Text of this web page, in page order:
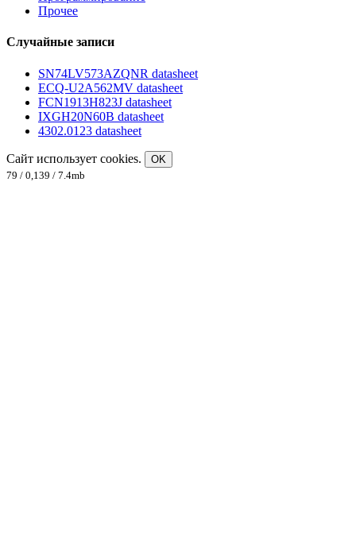
Прочее
Случайные записи
SN74LV573AZQNR datasheet
ECQ-U2A562MV datasheet
FCN1913H823J datasheet
IXGH20N60B datasheet
4302.0123 datasheet
Сайт использует cookies.
OK
79 / 0,139 / 7.4mb